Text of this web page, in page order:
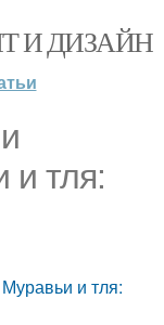
И ДИЗАЙН
и тля:
и тля: